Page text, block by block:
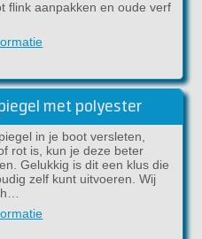
flink aanpakken en oude verf
met polyester
in je boot versleten,
rot is, kun je deze beter
Gelukkig is dit een klus die
zelf kunt uitvoeren. Wij